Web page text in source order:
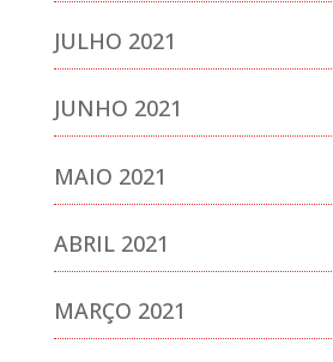
JULHO 2021
JUNHO 2021
MAIO 2021
ABRIL 2021
MARÇO 2021